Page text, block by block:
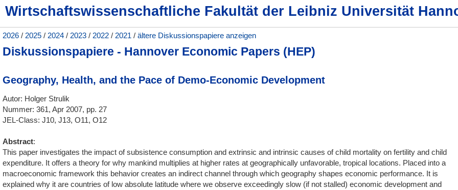
Wirtschaftswissenschaftliche Fakultät der Leibniz Universität
2026 / 2025 / 2024 / 2023 / 2022 / 2021 / ältere Diskussionspapiere anzeigen
Diskussionspapiere - Hannover Economic Papers (HEP)
Geography, Health, and the Pace of Demo-Economic Development
Autor: Holger Strulik
Nummer: 361, Apr 2007, pp. 27
JEL-Class: J10, J13, O11, O12
Abstract:
This paper investigates the impact of subsistence consumption and extrinsic and intrinsic causes of child mortality on fertility and child
expenditure. It offers a theory for why mankind multiplies at higher rates at geographically unfavorable, tropical locations. Placed into a
macroeconomic framework this behavior creates an indirect channel through which geography shapes economic performance. It is
explained why it are countries of low absolute latitude where we observe exceedingly slow (if not stalled) economic development and